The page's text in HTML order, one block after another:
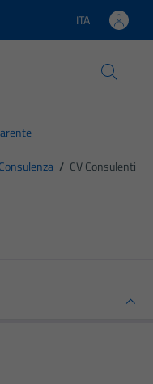
Lingua attiva:
ITA
/ CV Consulenti